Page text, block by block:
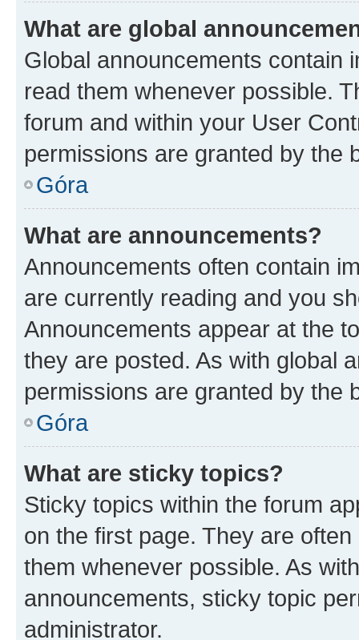
What are global
Global announcements contain
read them whenever possible.
forum and within your User
permissions are granted by the
Góra
What are announcements?
Announcements often contain
are currently reading and you
Announcements appear at the
they are posted. As with global
permissions are granted by the
Góra
What are sticky topics?
Sticky topics within the forum
on the first page. They are
them whenever possible. As
announcements, sticky topic
administrator.